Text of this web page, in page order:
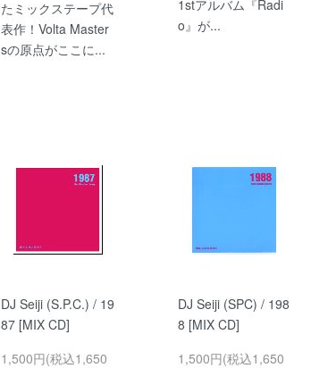
たミックステープ代
表作！Volta Master
sの原点がここに...
1stアルバム『Radi
o』が...
DJ Seiji (S.P.C.) / 19
87 [MIX CD]
1,500円(税込1,650
DJ Seiji (SPC) / 198
8 [MIX CD]
1,500円(税込1,650